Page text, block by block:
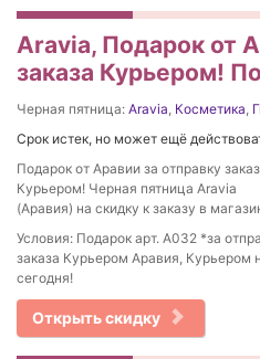
Aravia, Подарок от
заказа Курьером!
Черная пятница: Aravia Косметика
Срок истек, но может ещё
Подарок от Аравии за отправку
Курьером! Черная пятница Aravia
(Аравия) на скидку к заказу в
Условия: Подарок арт. А032 *за
заказа Курьером Аравия, Курьером
сегодня!
Открыть скидку